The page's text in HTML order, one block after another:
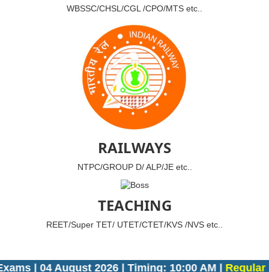
| 04 August 2026 | Timing: 10:00 AM |Regular
WBSSC/CHSL/CGL /CPO/MTS etc..
RAILWAYS
NTPC/GROUP D/ ALP/JE etc..
TEACHING
REET/Super TET/ UTET/CTET/KVS /NVS etc..